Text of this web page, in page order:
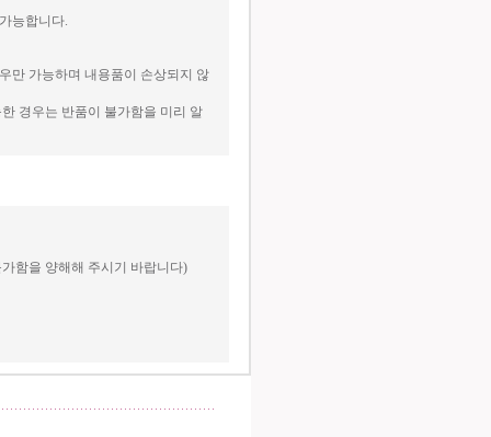
능합니다.
만 가능하며 내용품이 손상되지 않
경우는 반품이 불가함을 미리 알
함을 양해해 주시기 바랍니다)